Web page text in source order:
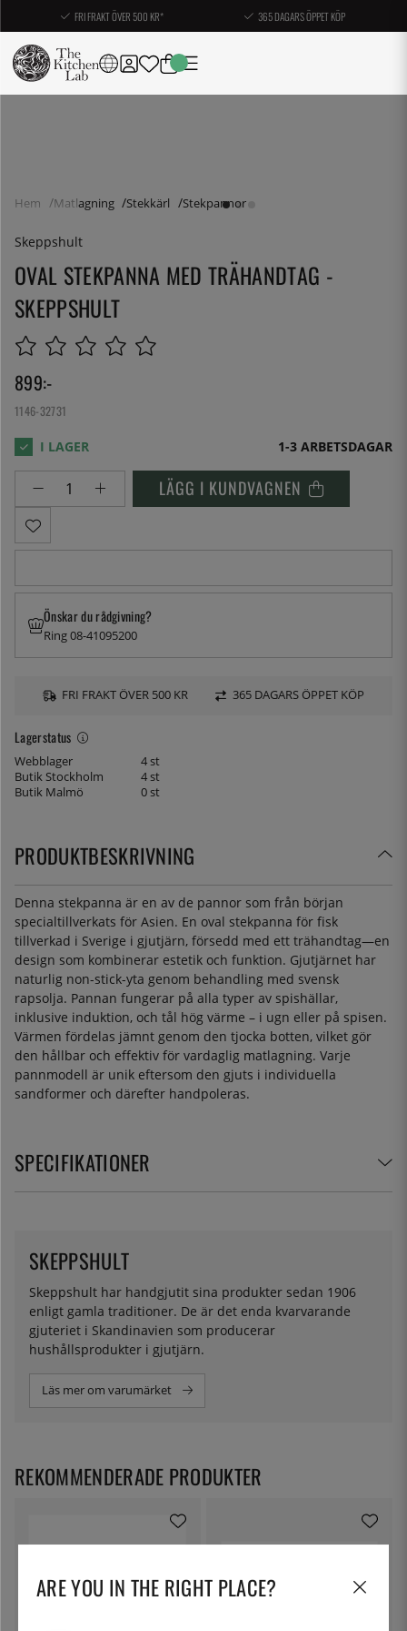
FRI FRAKT ÖVER 500 KR* 365 DAGARS ÖPPET KÖP
Hem Matlagning Stekkärl Stekpannor
Skeppshult
OVAL STEKPANNA MED TRÄHANDTAG -
SKEPPSHULT
899:-
1146-32731
1-3 ARBETSDAGAR
LÄGG I KUNDVAGNEN
Lagerstatus
Webblager
4 st
Butik Stockholm
4 st
Butik Malmö
0 st
Önskar du rådgivning?
Ring 08-41095200
FRI FRAKT ÖVER 500 KR 365 DAGARS ÖPPET KÖP
PRODUKTBESKRIVNING
Denna stekpanna är en av de pannor som från början
specialtillverkats för Asien. En oval stekpanna för fisk
tillverkad i Sverige i gjutjärn, försedd med ett trähandtag—en
design som kombinerar estetik och funktion. Gjutjärnet har
naturlig non-stick-yta genom behandling med svensk
rapsolja. Pannan fungerar på alla typer av spishällar,
inklusive induktion, och tål hög värme – i ugn eller på spisen.
Värmen fördelas jämnt genom den tjocka botten, vilket gör
den hållbar och effektiv för vardaglig matlagning. Varje
pannmodell är unik eftersom den gjuts i individuella
sandformer och därefter handpoleras.
SPECIFIKATIONER
Skeppshult har handgjutit sina produkter sedan 1906
enligt gamla traditioner. De är det enda kvarvarande
gjuteriet i Skandinavien som producerar
hushållsprodukter i gjutjärn.
SKEPPSHULT
Läs mer om varumärket
REKOMMENDERADE PRODUKTER
ARE YOU IN THE RIGHT PLACE?